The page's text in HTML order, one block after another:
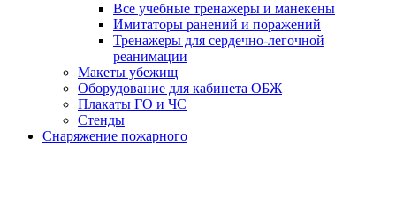
Все учебные тренажеры и манекены
Имитаторы ранений и поражений
Тренажеры для сердечно-легочной
реанимации
Макеты убежищ
Оборудование для кабинета ОБЖ
Плакаты ГО и ЧС
Стенды
Снаряжение пожарного